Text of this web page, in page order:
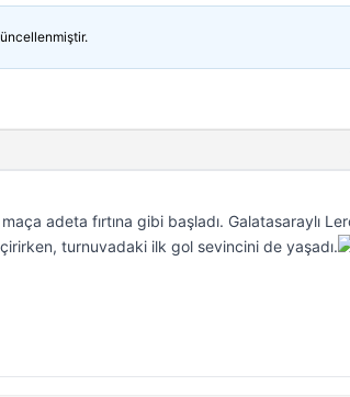
adeta fırtına gibi başladı. Galatasaraylı
turnuvadaki ilk gol sevincini de yaşadı.